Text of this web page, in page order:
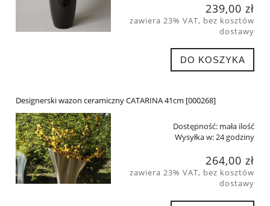
239,00 zł
zawiera 23% VAT, bez kosztów
dostawy
DO KOSZYKA
Designerski wazon ceramiczny CATARINA 41cm [000268]
Dostępność: mała ilość
Wysyłka w:24 godziny
264,00 zł
zawiera 23% VAT, bez kosztów
dostawy